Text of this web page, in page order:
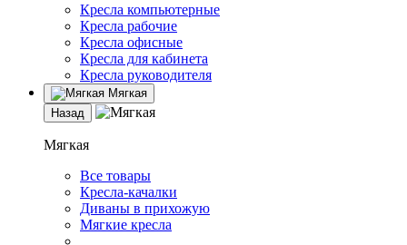
Кресла компьютерные
Кресла рабочие
Кресла офисные
Кресла для кабинета
Кресла руководителя
Мягкая
Назад
Мягкая
Все товары
Кресла-качалки
Диваны в прихожую
Мягкие кресла